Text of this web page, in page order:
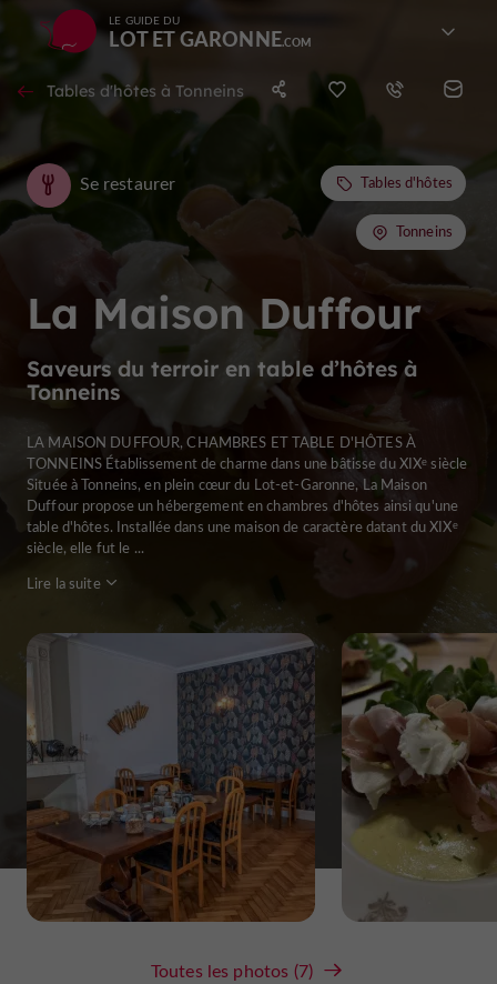
LE GUIDE DU
LOT ET GARONNE
Tables d'hôtes à Tonneins
La Maison Duffour
Saveurs du terroir en table d’hôtes à
Tonneins
Se restaurer Tables d'hôtes
Tonneins
LA MAISON DUFFOUR, CHAMBRES ET TABLE D'HÔTES À
TONNEINS Établissement de charme dans une bâtisse du XIXᵉ siècle
Située à Tonneins, en plein cœur du Lot-et-Garonne, La Maison
Duffour propose un hébergement en chambres d'hôtes ainsi qu'une
table d'hôtes. Installée dans une maison de caractère datant du XIXᵉ
siècle, elle fut le ...
Lire la suite
Toutes les photos (7)